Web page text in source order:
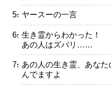
・ヤースーの一言
・生き霊からわかった！
あの人はズバリ……
・あの人の生き霊、あな
んでますよ